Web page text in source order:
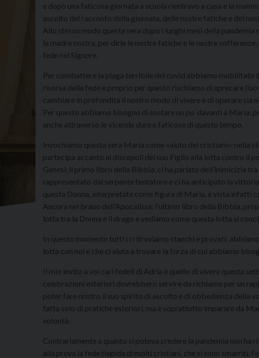
e dopo una faticosa giornata a scuola rientravo a casa e la
ascolto del racconto della giornata, delle nostre fatiche e del
Allo stesso modo questa sera dopo i lunghi mesi della
la madre nostra, per dirle le nostre fatiche e le nostre
fede nel Signore.
Per combattere la piaga terribile del covid abbiamo mobilitato
risorsa della fede e proprio per questo rischiamo di sprecare
cambiare in profondità il nostro modo di vivere e di operare sia
Per questo abbiamo bisogno di sostare un po’ davanti a Maria,
anche attraverso le vicende dure e faticose di questo tempo.
Invochiamo questa sera Maria come «aiuto dei cristiani»: nella
partecipa accanto ai discepoli del suo Figlio alla lotta contro il
Genesi, il primo libro della Bibbia, ci ha parlato dell’inimicizia tra
rappresentato dal serpente tentatore e ci ha anticipato la vittoria
questa Donna, interpretata come figura di Maria, è vista infatti
Ancora nel brano dell’Apocalisse, l’ultimo libro della Bibbia,
lotta tra la Donna e il drago e vediamo come questa lotta si
In questo momento tutti ci ritroviamo stanchi e provati:
lotta con noi e che ci aiuta a trovare la forza di cui abbiamo
Il mio invito a voi cari fedeli di Adria è quello di vivere questa
celebrazioni esteriori dovrebbero servire da richiamo per un
poter fare nostro il suo spirito di ascolto e di obbedienza della
fatta solo di pratiche esteriori, ma è soprattutto imparare da
volontà.
Contrariamente a quanto si poteva credere la pandemia non ha
alla prova la fede tiepida di molti cristiani, che si sono smarriti.